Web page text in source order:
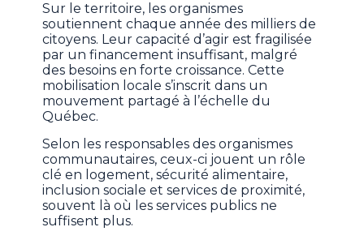
Sur le territoire, les organismes
soutiennent chaque année des milliers de
citoyens. Leur capacité d’agir est fragilisée
par un financement insuffisant, malgré
des besoins en forte croissance. Cette
mobilisation locale s’inscrit dans un
mouvement partagé à l’échelle du
Québec.
Selon les responsables des organismes
communautaires, ceux-ci jouent un rôle
clé en logement, sécurité alimentaire,
inclusion sociale et services de proximité,
souvent là où les services publics ne
suffisent plus.